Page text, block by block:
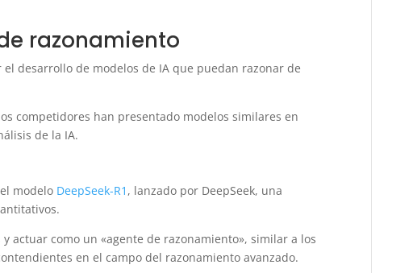
razonamiento
desarrollo de modelos de IA que puedan razonar de
competidores han presentado modelos similares en
de la IA.
modelo DeepSeek-R1 , lanzado por DeepSeek, una
actuar como un «agente de razonamiento», similar a los
en el campo del razonamiento avanzado.